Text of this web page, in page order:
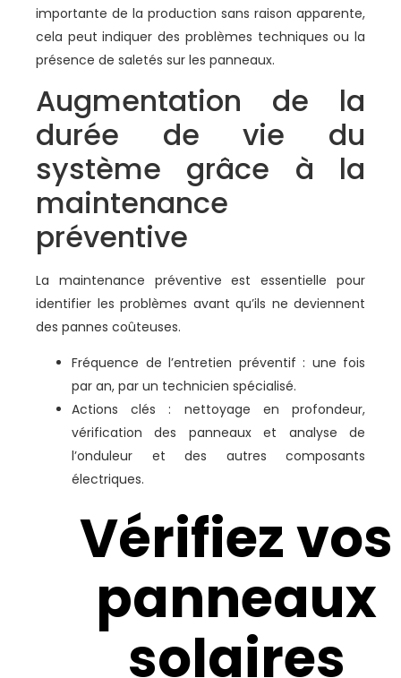
importante de la production sans raison apparente,
cela peut indiquer des problèmes techniques ou la
présence de saletés sur les panneaux.
Augmentation de la
durée de vie du
système grâce à la
maintenance
préventive
La maintenance préventive est essentielle pour
identifier les problèmes avant qu’ils ne deviennent
des pannes coûteuses.
Fréquence de l’entretien préventif : une fois
par an, par un technicien spécialisé.
Actions clés : nettoyage en profondeur,
vérification des panneaux et analyse de
l’onduleur et des autres composants
électriques.
Vérifiez vos
panneaux
solaires